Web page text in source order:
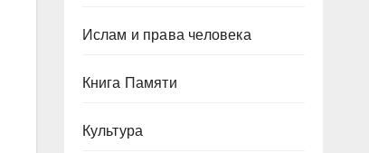
Ислам и права человека
Книга Памяти
Культура